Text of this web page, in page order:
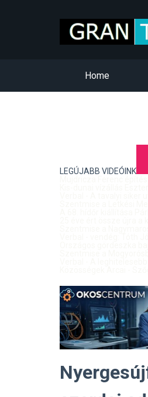
Home
LEGÚJABB VIDEÓINK